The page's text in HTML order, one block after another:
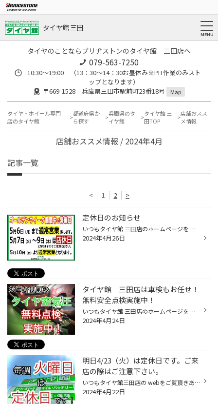
タイヤ館 三田
タイヤのことならブリヂストンのタイヤ館 三田店へ
079-563-7250
10:30～19:00 （13：30～14：30お昼休み※PIT作業のみスト
ップとなります）
〒669-1528 兵庫県三田市駅前町23番18号
Map
タイヤ・ホイール専門
店のタイヤ館
都道府県か
ら探す
兵庫県のタ
イヤ館
タイヤ館 三
田TOP
店舗おスス
メ情報
店舗おススメ情報 / 2024年4月
記事一覧
< 1 2 >
定休日のお知らせ
いつもタイヤ館 三田店のホームページを ご覧頂きありがとうございます！ 5月の店舗休業日のご案内です。 5月7日・8日・9日・14日・21日・28日 お休みです。 ※5月8日(水)・5月9日(木)店舗休業日となります。 7日・8日・9日は3日間お休みを頂戴致します。 ご注意下さい。 お客様には大変ご迷惑をおか...
2024年4月26日
タイヤ館 三田店は車検もお任せ！
無料安全点検実施中！
いつもタイヤ館 三田店のホームページを ご覧頂きありがとうございます！ いよいよゴールデンウィークが近づいていますね！ お出かけ予定の愛車メンテナンスは大丈夫でしょうか？ タイヤ館 三田店では 無料安全点検を実施中です！ 燃費やタイヤのライフにもつながる空気圧 お出かけ前にチェックして...
2024年4月24日
明日4/23（火）は定休日です。ご来
店の際はご注意下さい。
いつもタイヤ館三田店の webをご覧頂きありがとうございます！ 明日4/23(火)は 定休日となっておりますので ご注意下さい！ 4/24(水)は、 朝10時30分より 営業致しますので、 是非お気軽にお越しください！ webメールでも、 タイヤの簡易お見積もりを実施中です！ コチラも是非ご活用下さい！ ↓↓↓ w...
2024年4月22日